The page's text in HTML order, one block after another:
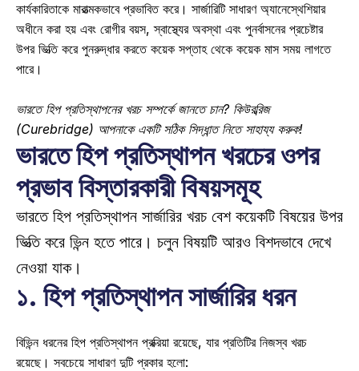
কার্যকারিতাকে মারাত্মকভাবে প্রভাবিত করে। সার্জারিটি সাধারণ অ্যানেস্থেশিয়ার
অধীনে করা হয় এবং রোগীর বয়স, স্বাস্থ্যের অবস্থা এবং পুনর্বাসনের প্রচেষ্টার
উপর ভিত্তি করে পুনরুদ্ধার করতে কয়েক সপ্তাহ থেকে কয়েক মাস সময় লাগতে
পারে।
ভারতে হিপ প্রতিস্থাপনের খরচ সম্পর্কে জানতে চান? কিউরব্রিজ
(Curebridge) আপনাকে একটি সঠিক সিদ্ধান্ত নিতে সাহায্য করুক!
ভারতে হিপ প্রতিস্থাপন খরচের ওপর
প্রভাব বিস্তারকারী বিষয়সমূহ
ভারতে হিপ প্রতিস্থাপন সার্জারির খরচ বেশ কয়েকটি বিষয়ের উপর
ভিত্তি করে ভিন্ন হতে পারে। চলুন বিষয়টি আরও বিশদভাবে দেখে
নেওয়া যাক।
১. হিপ প্রতিস্থাপন সার্জারির ধরন
বিভিন্ন ধরনের হিপ প্রতিস্থাপন প্রক্রিয়া রয়েছে, যার প্রতিটির নিজস্ব খরচ
রয়েছে। সবচেয়ে সাধারণ দুটি প্রকার হলো: